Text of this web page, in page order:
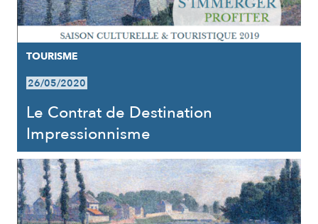
TOURISME
26/05/2020
Le Contrat de Destination
Impressionnisme